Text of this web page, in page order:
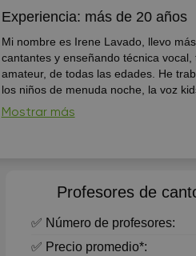
Experiencia: más de 20 años
Mi nombre es Irene Lavado, llevo
cantantes y enseñando técnica
amateur, de todas las edades. He
los niños de menuda noche, la voz
Mi técnica esta basada en un método
desarrolla y entrena el diafragma, el
Mostrar más
Profesores de
✅ Número de profesores:
✅ Precio promedio*: